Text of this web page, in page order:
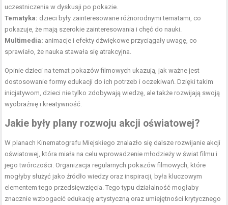
uczestniczenia w dyskusji po pokazie.
Tematyka: dzieci były zainteresowane różnorodnymi tematami, co
pokazuje, że mają szerokie zainteresowania i chęć do nauki.
Multimedia: animacje i efekty dźwiękowe przyciągały uwagę, co
sprawiało, że nauka stawała się atrakcyjna.
Opinie dzieci na temat pokazów filmowych ukazują, jak ważne jest
dostosowanie formy edukacji do ich potrzeb i oczekiwań. Dzięki takim
inicjatywom, dzieci nie tylko zdobywają wiedzę, ale także rozwijają swoją
wyobraźnię i kreatywność.
Jakie były plany rozwoju akcji oświatowej?
W planach Kinematografu Miejskiego znalazło się dalsze rozwijanie akcji
oświatowej, która miała na celu wprowadzenie młodzieży w świat filmu i
jego twórczości. Organizacja regularnych pokazów filmowych, które
mogłyby służyć jako źródło wiedzy oraz inspiracji, była kluczowym
elementem tego przedsięwzięcia. Tego typu działalność mogłaby
znacznie wzbogacić edukację artystyczną oraz umiejętności krytycznego